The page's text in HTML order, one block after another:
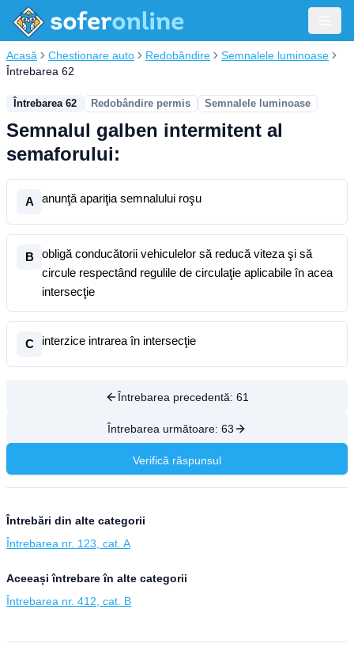
Acasă Chestionare auto Redobândire
Semnalele luminoase
Întrebarea 62
Întrebarea 62 Redobândire permis Semnalele luminoase
Semnalul galben intermitent al
semaforului:
A anunţă apariţia semnalului roşu
B
obligă conducătorii vehiculelor să reducă viteza şi să
circule respectând regulile de circulaţie aplicabile în acea
intersecţie
C interzice intrarea în intersecţie
Întrebarea precedentă: 61
Întrebarea următoare: 63
Verifică răspunsul
Întrebări din alte categorii
Întrebarea nr. 123, cat. A
Aceeași întrebare în alte categorii
Întrebarea nr. 412, cat. B